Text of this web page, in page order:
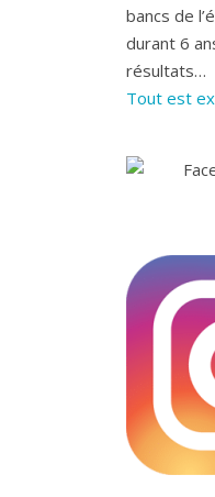
bancs de
durant 6
résultats…
Tout est